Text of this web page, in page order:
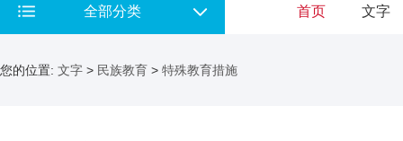
全部分类 首页 文字
您的位置: 文字 > 民族教育 > 特殊教育措施